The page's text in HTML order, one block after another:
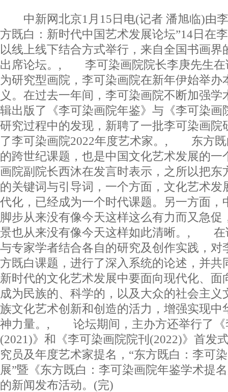
中新网北京1月15日电(记者 潘旭临)由李
方既白：新时代中国艺术发展论坛”14日在
以线上线下结合方式举行，来自全国书画界
出席论坛。, 李可染画院院长李庚先生在
为研究型画院，李可染画院在新年伊始举办
义。在过去一年间，李可染画院不断加强学
辑出版了《李可染画院年鉴》与《李可染画
研究过程中的发现，新聘了一批李可染画院
了李可染画院2022年度艺术家。, 东方既
的跨世纪课题，也是中国文化艺术发展的一
画院副院长西沐在发言时表示，之所以把东
的关键词与引导词，一个方面，文化艺术发
代化，已经成为一个时代课题。另一方面，
脚步从来没有像今天这样这么有力而又急促
景也从来没有像今天这样如此清晰。, 在
与专家学者结合各自的研究及创作实践，对
方既白课题，进行了深入系统的论述，并共
新时代的文化艺术发展中要面向现代化、面
成为民族的、科学的，以及大众的社会主义
族文化艺术创新和创造的活力，增强实现中
神力量。, 论坛期间，主办方还举行了《
(2021)》和《李可染画院院刊(2022)》首发
究员及年度艺术家提名，“东方既白：李可
展”暨《东方既白：李可染画院年鉴学术提
的新闻发布活动。(完)